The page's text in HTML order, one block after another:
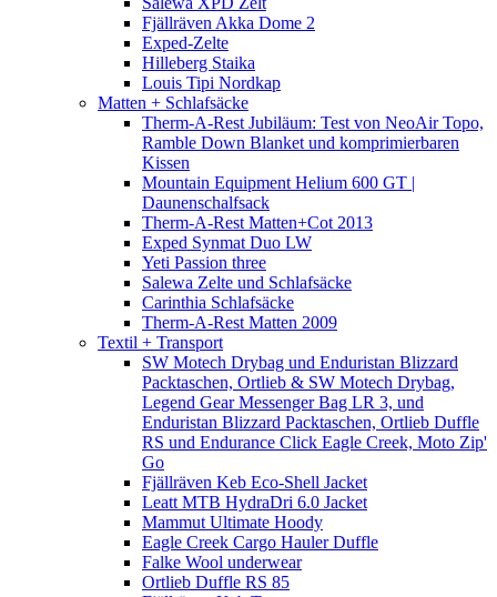
Fjällräven Akka Dome 2
Exped-Zelte
Hilleberg Staika
Louis Tipi Nordkap
Matten + Schlafsäcke
Therm-A-Rest Jubiläum: Test von NeoAir Topo,
Ramble Down Blanket und komprimierbaren
Kissen
Mountain Equipment Helium 600 GT |
Daunenschalfsack
Therm-A-Rest Matten+Cot 2013
Exped Synmat Duo LW
Yeti Passion three
Salewa Zelte und Schlafsäcke
Carinthia Schlafsäcke
Therm-A-Rest Matten 2009
Textil + Transport
SW Motech Drybag und Enduristan Blizzard
Packtaschen, Ortlieb & SW Motech Drybag,
Legend Gear Messenger Bag LR 3, und
Enduristan Blizzard Packtaschen, Ortlieb Duffle
RS und Endurance Click Eagle Creek, Moto Zip'
Go
Fjällräven Keb Eco-Shell Jacket
Leatt MTB HydraDri 6.0 Jacket
Mammut Ultimate Hoody
Eagle Creek Cargo Hauler Duffle
Falke Wool underwear
Ortlieb Duffle RS 85